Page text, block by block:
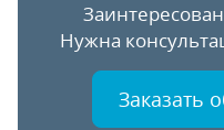
Нужна
Заказать